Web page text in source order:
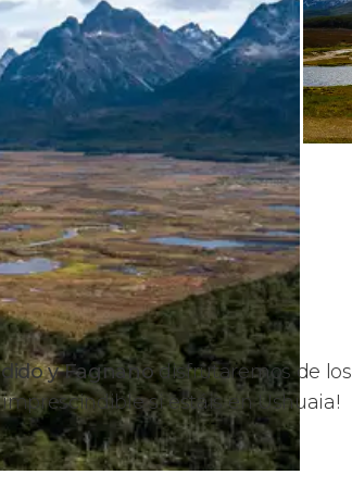
y Fagnanodisfrutaremos de los
imprescindible si estáis en Ushuaia!